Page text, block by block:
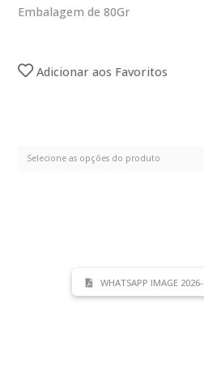
Embalagem de 80Gr
Adicionar aos Favoritos
WHATSAPP IMAGE